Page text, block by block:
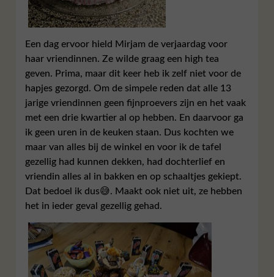
Een dag ervoor hield Mirjam de verjaardag voor
haar vriendinnen. Ze wilde graag een high tea
geven. Prima, maar dit keer heb ik zelf niet voor de
hapjes gezorgd. Om de simpele reden dat alle 13
jarige vriendinnen geen fijnproevers zijn en het vaak
met een drie kwartier al op hebben. En daarvoor ga
ik geen uren in de keuken staan. Dus kochten we
maar van alles bij de winkel en voor ik de tafel
gezellig had kunnen dekken, had dochterlief en
vriendin alles al in bakken en op schaaltjes gekiept.
Dat bedoel ik dus😅. Maakt ook niet uit, ze hebben
het in ieder geval gezellig gehad.